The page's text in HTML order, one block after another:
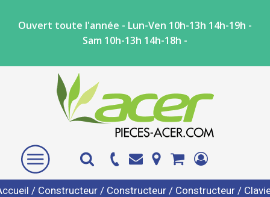
Ouvert toute l'année - Lun-Ven 10h-13h 14h-19h -
Sam 10h-13h 14h-18h -
/ Constructeur/ Constructeur/ Constructeur/